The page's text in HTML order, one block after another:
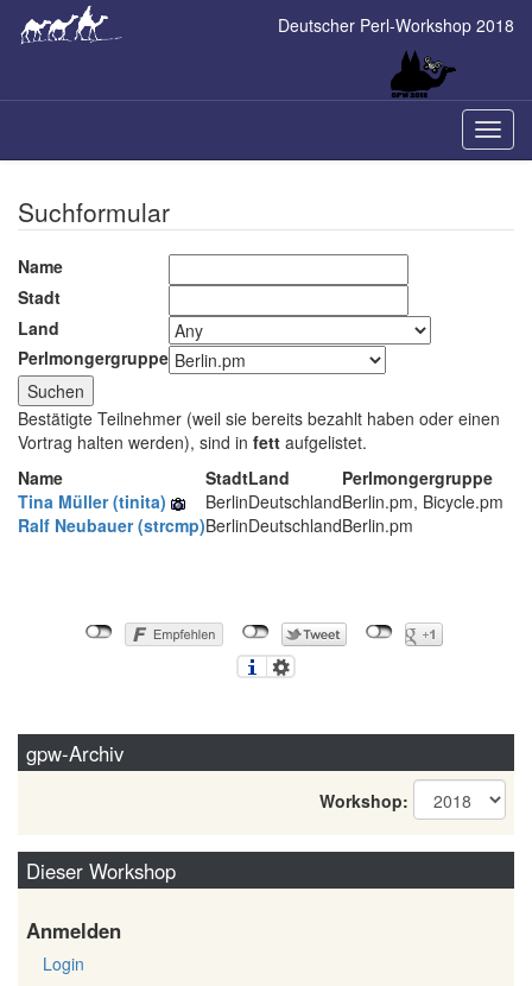
Deutscher Perl-Workshop 2018
ein-/
Suchformular
Name
Stadt
Land
Perlmongergruppe
Bestätigte Teilnehmer (weil sie bereits bezahlt haben oder einen
Vortrag halten werden), sind in fett aufgelistet.
Name
StadtLand
Perlmongergruppe
Tina Müller (‎tinita‎)
BerlinDeutschlandBerlin.pm, Bicycle.pm
Ralf Neubauer (‎strcmp‎)BerlinDeutschlandBerlin.pm
gpw-Archiv
Workshop:
Dieser Workshop
Anmelden
Login